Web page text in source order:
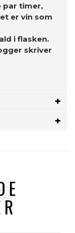
par timer,
er vin som
i flasken.
skriver